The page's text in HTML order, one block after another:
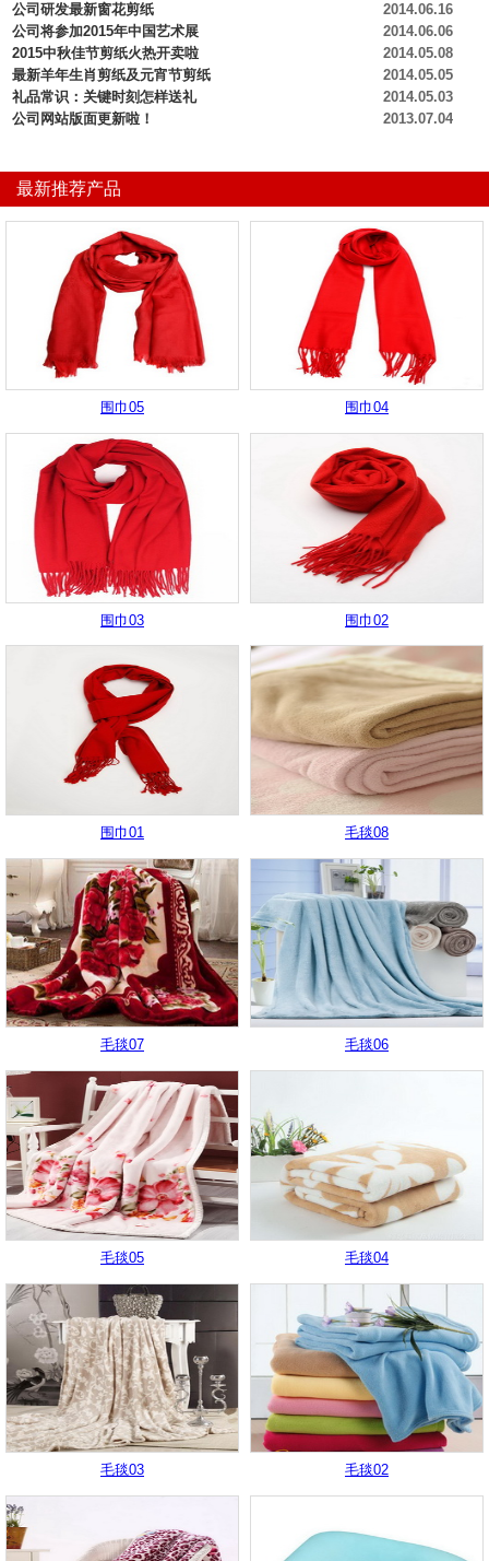
公司研发最新窗花剪纸
2014.06.16
公司将参加2015年中国艺术展
2014.06.06
2015中秋佳节剪纸火热开卖啦
2014.05.08
最新羊年生肖剪纸及元宵节剪纸
2014.05.05
礼品常识：关键时刻怎样送礼
2014.05.03
公司网站版面更新啦！
2013.07.04
最新推荐产品
围巾05 围巾04
围巾03 围巾02
围巾01 毛毯08
毛毯07 毛毯06
毛毯05 毛毯04
毛毯03 毛毯02